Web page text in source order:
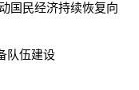
国民经济持续恢复向
队伍建设